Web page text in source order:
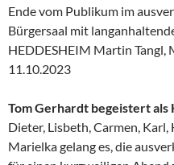
Ende vom Publikum im
Bürgersaal mit
HEDDESHEIM Martin Tangl,
11.10.2023
Tom Gerhardt begeistert als
Dieter, Lisbeth, Carmen,
Marielka gelang es, die